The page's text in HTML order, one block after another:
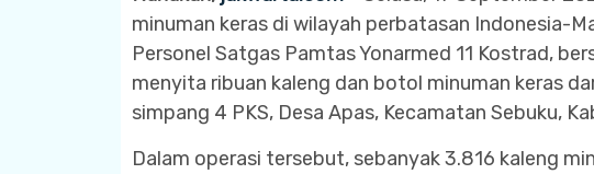
minuman keras di wilayah perbatasan Indonesia-
Personel Satgas Pamtas Yonarmed 11 Kostrad,
menyita ribuan kaleng dan botol minuman keras
simpang 4 PKS, Desa Apas, Kecamatan Sebuku,
Dalam operasi tersebut, sebanyak 3.816 kaleng